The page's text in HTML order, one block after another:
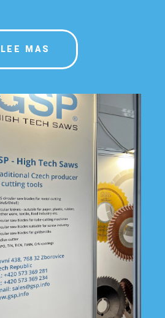
LEE MAS